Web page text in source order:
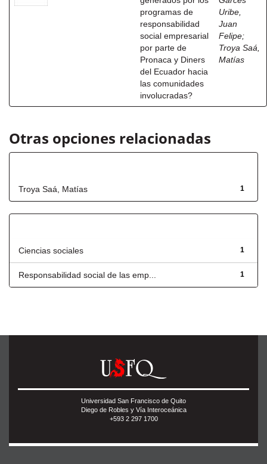
programas de
responsabilidad
social empresarial
por parte de
Pronaca y Diners
del Ecuador hacia
las comunidades
involucradas?
Uribe,
Juan
Felipe;
Troya Saá,
Matías
Otras opciones relacionadas
1
Troya Saá, Matías
1
Ciencias sociales
1
Responsabilidad social de las emp...
Universidad San Francisco de Quito
Diego de Robles y Vía Interoceánica
+593 2 297 1700